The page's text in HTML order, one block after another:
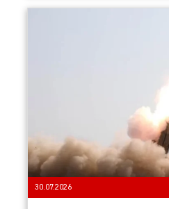
30.07.2026